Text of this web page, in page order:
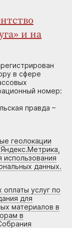
и на
в сфере
номер:
правда –
геолокации
использования
данных.
услуг по
для
материалов в
в